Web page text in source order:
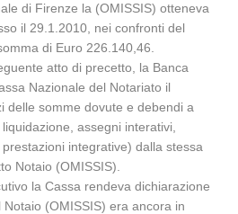
di Firenze la (OMISSIS) otteneva
il 29.1.2010, nei confronti del
di Euro 226.140,46.
atto di precetto, la Banca
Nazionale del Notariato il
delle somme dovute e debendi a
assegni interativi,
integrative) dalla stessa
Notaio (OMISSIS).
la Cassa rendeva dichiarazione
(OMISSIS) era ancora in